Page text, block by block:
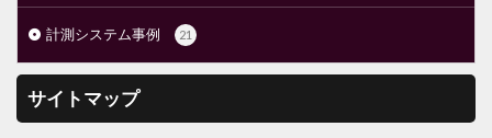
計測システム事例 21
サイトマップ